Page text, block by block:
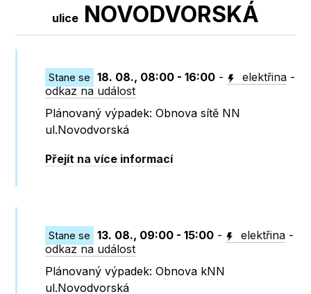
ulice NOVODVORSKÁ
Stane se 18. 08., 08:00 - 16:00 - elektřina -
odkaz na událost
Plánovaný výpadek: Obnova sítě NN
ul.Novodvorská
Přejít na více informací
Stane se 13. 08., 09:00 - 15:00 - elektřina -
odkaz na událost
Plánovaný výpadek: Obnova kNN
ul.Novodvorská